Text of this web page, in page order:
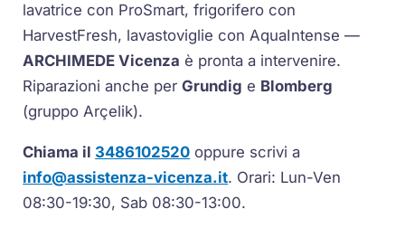
lavatrice con ProSmart, frigorifero con
HarvestFresh, lavastoviglie conAquaIntense —
ARCHIMEDE Vicenza è pronta a intervenire.
Riparazioni anche perGrundig e Blomberg
(gruppo Arçelik).
Chiama il 3486102520 oppure scrivi a
info@assistenza-vicenza.it. Orari: Lun-Ven
08:30-19:30, Sab 08:30-13:00.